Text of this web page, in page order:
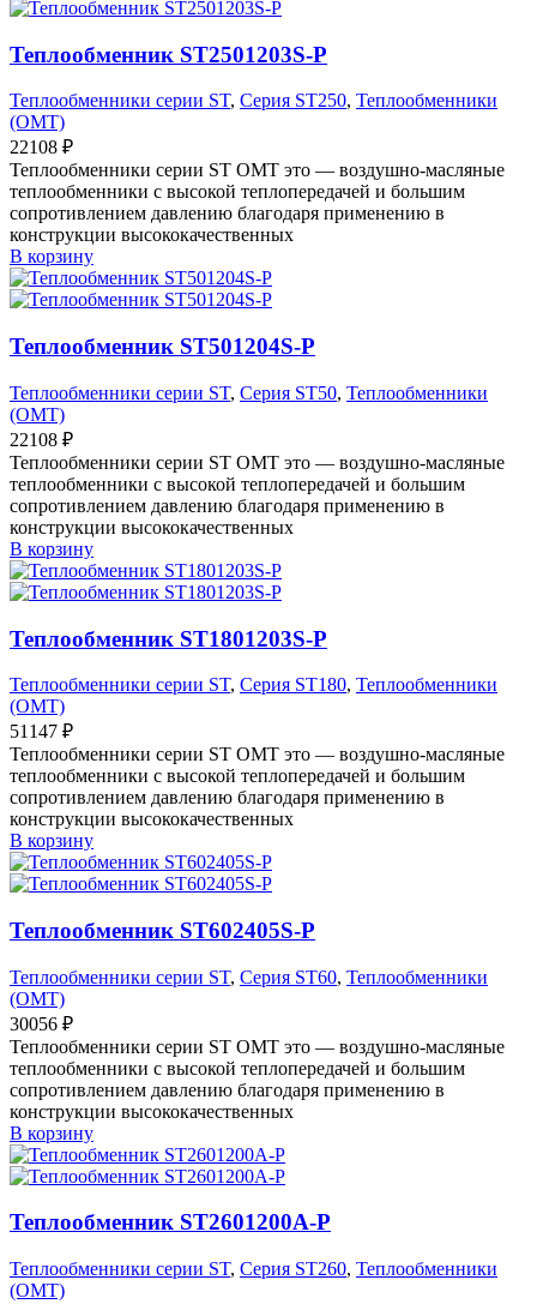
Теплообменник ST2501203S-P
Теплообменники серии ST, Серия ST250, Теплообменники
(OMT)
22108 ₽
Теплообменники серии ST OMT это — воздушно-масляные
теплообменники с высокой теплопередачей и большим
сопротивлением давлению благодаря применению в
конструкции высококачественных
В корзину
Теплообменник ST501204S-P
Теплообменники серии ST, Серия ST50, Теплообменники
(OMT)
22108 ₽
Теплообменники серии ST OMT это — воздушно-масляные
теплообменники с высокой теплопередачей и большим
сопротивлением давлению благодаря применению в
конструкции высококачественных
В корзину
Теплообменник ST1801203S-P
Теплообменники серии ST, Серия ST180, Теплообменники
(OMT)
51147 ₽
Теплообменники серии ST OMT это — воздушно-масляные
теплообменники с высокой теплопередачей и большим
сопротивлением давлению благодаря применению в
конструкции высококачественных
В корзину
Теплообменник ST602405S-P
Теплообменники серии ST, Серия ST60, Теплообменники
(OMT)
30056 ₽
Теплообменники серии ST OMT это — воздушно-масляные
теплообменники с высокой теплопередачей и большим
сопротивлением давлению благодаря применению в
конструкции высококачественных
В корзину
Теплообменник ST2601200A-P
Теплообменники серии ST, Серия ST260, Теплообменники
(OMT)